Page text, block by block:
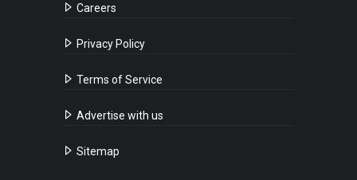
Careers
Privacy Policy
Terms of Service
Advertise with us
Sitemap